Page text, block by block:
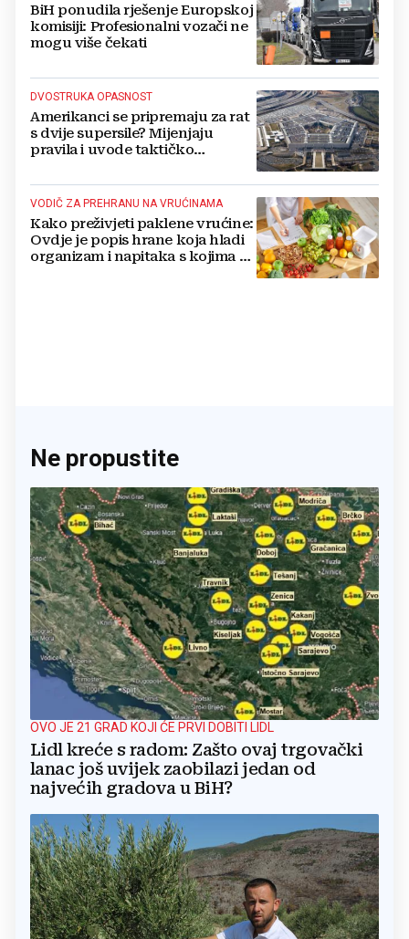
BiH ponudila rješenje Europskoj
komisiji: Profesionalni vozači ne
mogu više čekati
DVOSTRUKA OPASNOST
Amerikanci se pripremaju za rat
s dvije supersile? Mijenjaju
pravila i uvode taktičko
VODIČ ZA PREHRANU NA VRUĆINAMA
Kako preživjeti paklene vrućine:
Ovdje je popis hrane koja hladi
organizam i napitaka s kojima si
Ne propustite
OVO JE 21 GRAD KOJI ĆE PRVI DOBITI LIDL
Lidl kreće s radom: Zašto ovaj trgovački
lanac još uvijek zaobilazi jedan od
najvećih gradova u BiH?